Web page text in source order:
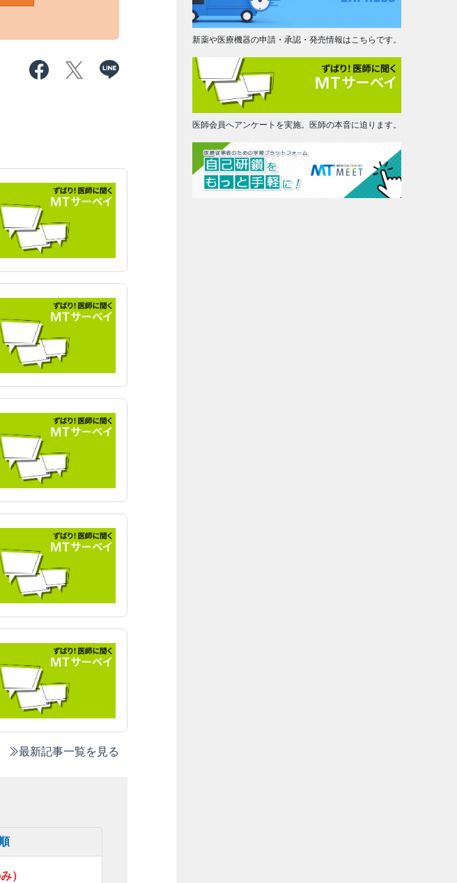
最新記事一覧を見る
）
新薬や医療機器の申請・承認・発売情報はこちらです。
医師会員へアンケートを実施。医師の本音に迫ります。